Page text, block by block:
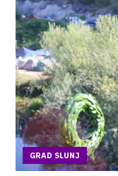
GRAD SLUNJ